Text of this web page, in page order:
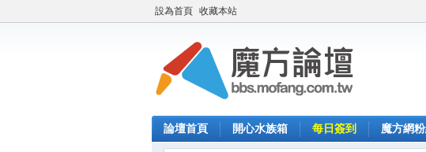
設為首頁 收藏本站
論壇首頁 開心水族箱 每日簽到 魔方網